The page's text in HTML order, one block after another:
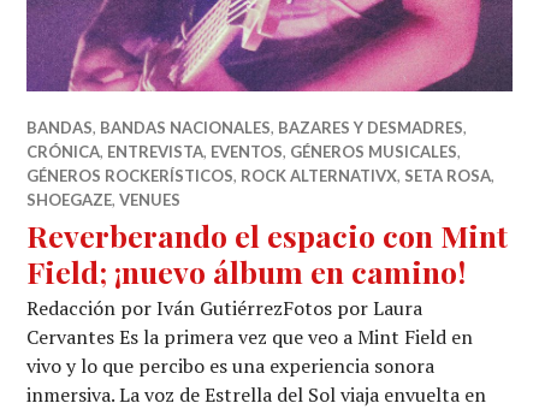
BANDAS, BANDAS NACIONALES, BAZARES Y DESMADRES,
CRÓNICA, ENTREVISTA, EVENTOS, GÉNEROS MUSICALES,
GÉNEROS ROCKERÍSTICOS, ROCK ALTERNATIVX, SETA ROSA,
SHOEGAZE,VENUES
Reverberando el espacio con Mint
Field; ¡nuevo álbum en camino!
Redacción por Iván GutiérrezFotos por Laura
Cervantes Es la primera vez que veo a Mint Field en
vivo y lo que percibo es una experiencia sonora
inmersiva. La voz de Estrella del Sol viaja envuelta en